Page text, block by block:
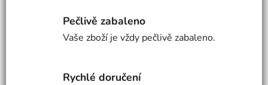
Pečlivě zabaleno
Vaše zboží je vždy pečlivě zabaleno.
Rychlé doručení